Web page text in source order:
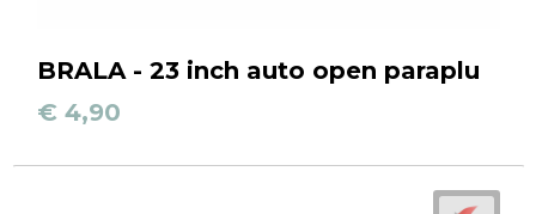
BRALA - 23 inch auto open paraplu
€ 4,90